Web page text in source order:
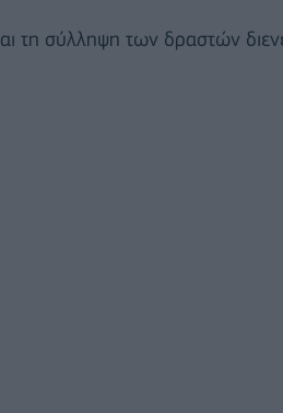
τη σύλληψη των δραστών